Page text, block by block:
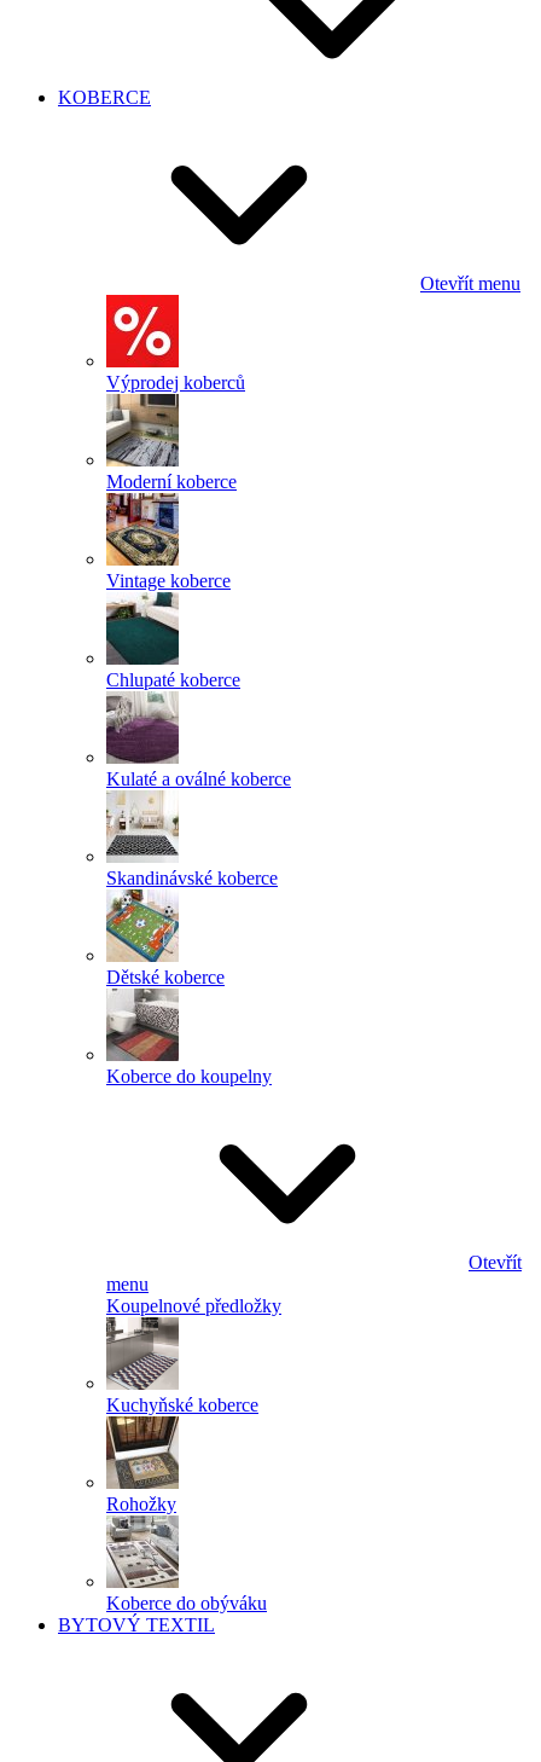
KOBERCE
Otevřít menu
Výprodej koberců
Moderní koberce
Vintage koberce
Chlupaté koberce
Kulaté a oválné koberce
Skandinávské koberce
Dětské koberce
Koberce do koupelny
Otevřít
menu
Koupelnové předložky
Kuchyňské koberce
Rohožky
Koberce do obýváku
BYTOVÝ TEXTIL